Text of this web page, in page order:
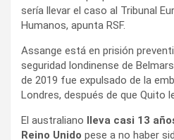
sería llevar el caso al Tribunal
Humanos, apunta RSF.
Assange está en prisión
seguridad londinense de
de 2019 fue expulsado de la
Londres, después de que Quito
El australiano lleva casi 13
Reino Unido pese a no haber